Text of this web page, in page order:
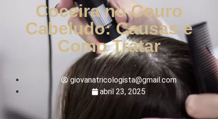
Coceira no Couro
Cabeludo: Causas e
Como Tratar
giovanatricologista@gmail.com
abril 23, 2025